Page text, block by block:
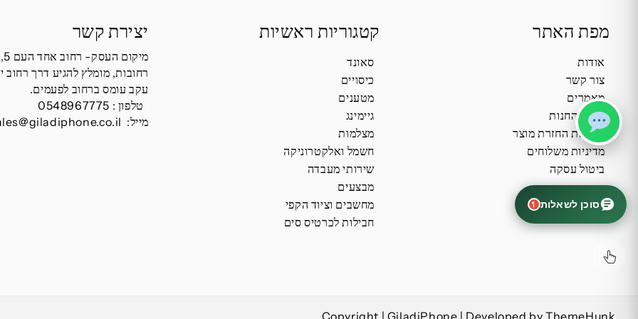
סוכן לשאלות 1
מפת האתר
אודות
צור קשר
מאמרים
תקנון החנות
מדיניות החזרת מוצר
מדיניות משלוחים
ביטול עסקה
קטגוריות ראשיות
סאונד
כיסויים
מטענים
גיימינג
מצלמות
חשמל ואלקטרוניקה
שירותי מעבדה
מבצעים
מחשבים וציוד הקפי
חבילות לכרטיס סים
יצירת קשר
מיקום העסק- רחוב אחד העם 5,
רחובות, מומלץ להגיע דרך רחוב
עקב עומס ברחוב לפעמים.
טלפון : 0548967775
מייל: